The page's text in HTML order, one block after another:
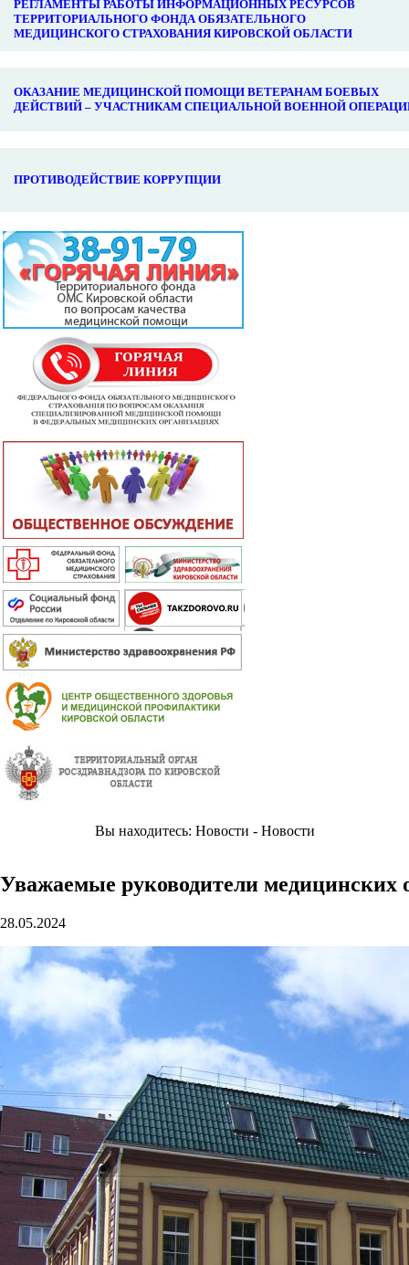
РЕГЛАМЕНТЫ РАБОТЫ ИНФОРМАЦИОННЫХ РЕСУРСОВ
ТЕРРИТОРИАЛЬНОГО ФОНДА ОБЯЗАТЕЛЬНОГО
МЕДИЦИНСКОГО СТРАХОВАНИЯ КИРОВСКОЙ ОБЛАСТИ
ОКАЗАНИЕ МЕДИЦИНСКОЙ ПОМОЩИ ВЕТЕРАНАМ БОЕВЫХ
ДЕЙСТВИЙ – УЧАСТНИКАМ СПЕЦИАЛЬНОЙ ВОЕННОЙ
ПРОТИВОДЕЙСТВИЕ КОРРУПЦИИ
Вы находитесь: Новости - Новости
Уважаемые руководители медицинских
28.05.2024